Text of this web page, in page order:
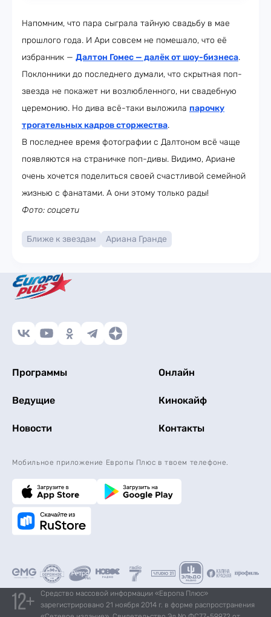
Напомним, что пара сыграла тайную свадьбу в мае
прошлого года. И Ари совсем не помешало, что её
избранник — Далтон Гомес — далёк от шоу-бизнеса.
Поклонники до последнего думали, что скрытная поп-
звезда не покажет ни возлюбленного, ни свадебную
церемонию. Но дива всё-таки выложила парочку
трогательных кадров сторжества.
В последнее время фотографии с Далтоном всё чаще
появляются на страничке поп-дивы. Видимо, Ариане
очень хочется поделиться своей счастливой семейной
жизнью с фанатами. А они этому только рады!
Фото: соцсети
Ближе к звездам Ариана Гранде
Программы Онлайн
Ведущие Кинокайф
Новости Контакты
Мобильное приложение Европы Плюс в твоем телефоне.
Средство массовой информации «Европа Плюс»
зарегистрировано 21 ноября 2014 г. в форме распространения